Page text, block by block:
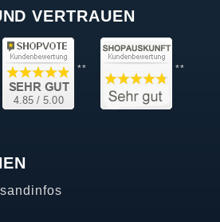
VERTRAUEN
** **